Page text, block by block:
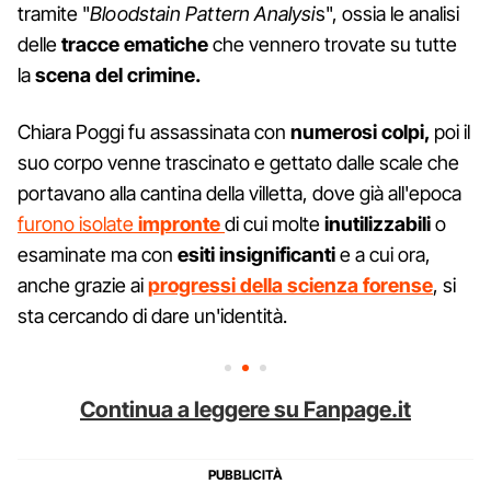
tramite "Bloodstain Pattern Analysis", ossia le analisi
delletracceematicheche vennero trovate su tutte
lascena del crimine.
Chiara Poggi fu assassinata con numerosi colpi, poi il
suo corpo venne trascinato e gettato dalle scale che
portavano alla cantina della villetta, dove già all'epoca
furono isolateimprontedi cui molteinutilizzabilio
esaminate ma con esiti insignificantie a cui ora,
anche grazie aiprogressi della scienza forense, si
sta cercando di dare un'identità.
Continua a leggere su Fanpage.it